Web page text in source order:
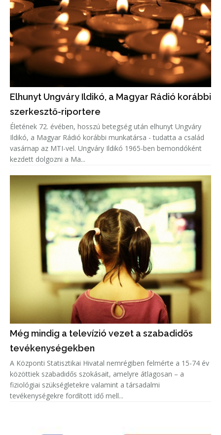
Elhunyt Ungváry Ildikó, a Magyar Rádió korábbi
szerkesztő-riportere
Életének 72. évében, hosszú betegség után elhunyt Ungváry
Ildikó, a Magyar Rádió korábbi munkatársa - tudatta a család
vasárnap az MTI-vel. Ungváry Ildikó 1965-ben bemondóként
kezdett dolgozni a Ma...
Még mindig a televízió vezet a szabadidős
tevékenységekben
A Központi Statisztikai Hivatal nemrégiben felmérte a 15-74 év
közöttiek szabadidős szokásait, amelyre átlagosan – a
fiziológiai szükségletekre valamint a társadalmi
tevékenységekre fordított idő mell...